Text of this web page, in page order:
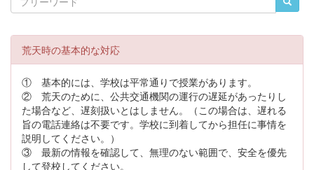
荒天時の基本的な対応
① 基本的には、学校は平常通りで授業があります。
② 荒天のために、公共交通機関の運行の遅延があったりし
た場合など、遅刻扱いとはしません。（この場合は、遅れる
旨の電話連絡は不要です。学校に到着してから担任に事情を
説明してください。）
③ 最新の情報を確認して、無理のない範囲で、安全を優先
して登校してください。